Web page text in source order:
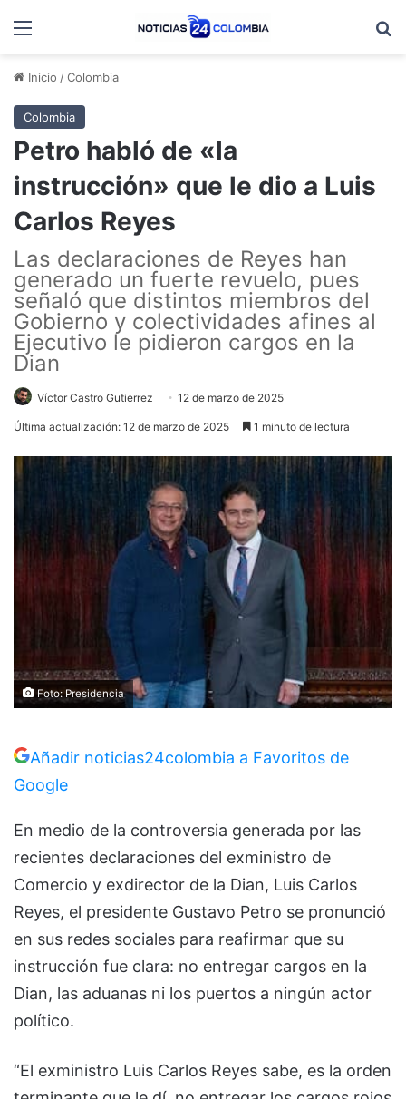
Menú
Inicio /Colombia
Colombia
Petro habló de «la
instrucción» que le dio a Luis
Carlos Reyes
Las declaraciones de Reyes han
generado un fuerte revuelo, pues
señaló que distintos miembros del
Gobierno y colectividades afines al
Ejecutivo le pidieron cargos en la
Dian
Víctor Castro Gutierrez 12 de marzo de 2025
Última actualización: 12 de marzo de 2025 1 minuto de lectura
Foto: Presidencia
Añadir noticias24colombia a Favoritos de
Google
En medio de la controversia generada por las
recientes declaraciones del exministro de
Comercio y exdirector de la Dian, Luis Carlos
Reyes, el presidente Gustavo Petro se pronunció
en sus redes sociales para reafirmar que su
instrucción fue clara: no entregar cargos en la
Dian, las aduanas ni los puertos a ningún actor
político.
“El exministro Luis Carlos Reyes sabe, es la orden